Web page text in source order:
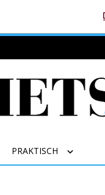
PRAKTISCH